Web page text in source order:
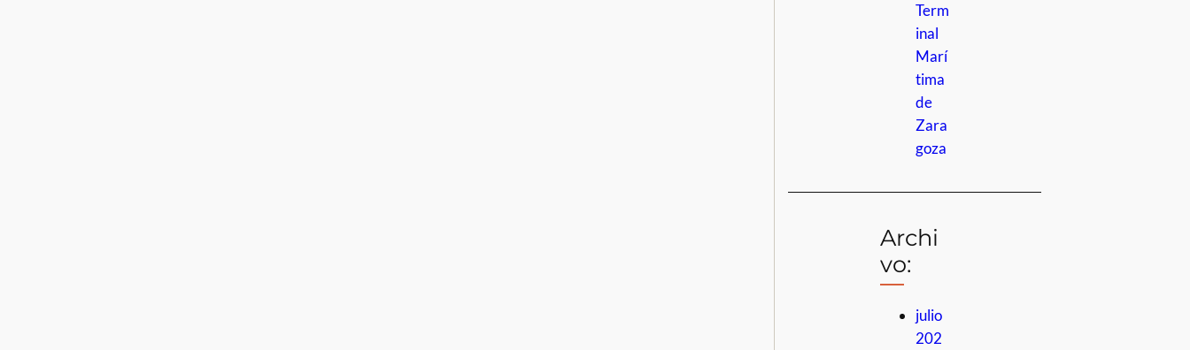
Term
inal
Marí
tima
de
Zara
goza
Archi
vo:
julio
202